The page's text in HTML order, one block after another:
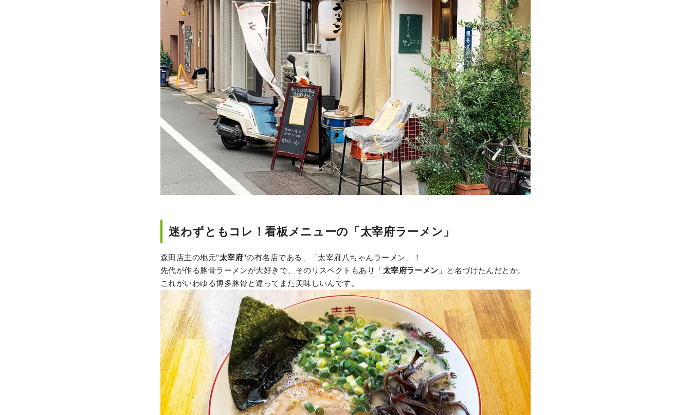
迷わずともコレ！看板メニューの「太宰府ラーメン」
森田店主の地元"太宰府"の有名店である、「太宰府八ちゃんラーメン」！
先代が作る豚骨ラーメンが大好きで、そのリスペクトもあり「太宰府ラーメン 」と名づけたんだとか。
これがいわゆる博多豚骨と違ってまた美味しいんです。